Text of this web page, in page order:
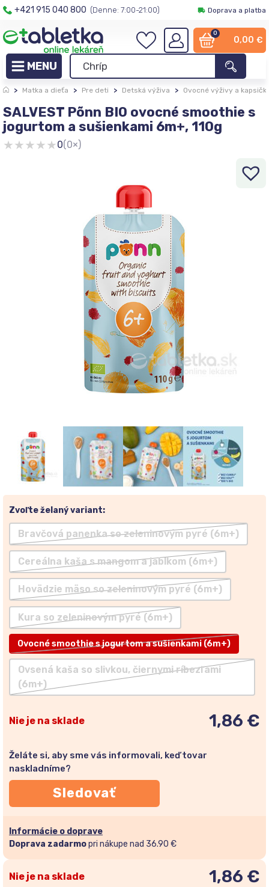
+421 915 040 800 (Denne: 7:00-21:00) Doprava a platba
0
0,00 €
> Matka a dieťa > Pre deti > Detská výživa > Ovocné výživy a
SALVEST Põnn BIO ovocné smoothie s
jogurtom a sušienkami 6m+, 110g
★★★★★0(0×)
Zvoľte želaný variant:
Bravčová panenka so zeleninovým pyré (6m+)
Cereálna kaša s mangom a jablkom (6m+)
Hovädzie mäso so zeleninovým pyré (6m+)
Kura so zeleninovým pyré (6m+)
Ovocné smoothie s jogurtom a sušienkami (6m+)
Ovsená kaša so slivkou, čiernymi ríbezľami
(6m+)
Nie je na sklade 1,86 €
Želáte si, aby sme vás informovali, keď tovar
naskladníme?
Sledovať
Informácie o doprave
Doprava zadarmopri nákupe nad 36.90 €
Nie je na sklade 1,86 €